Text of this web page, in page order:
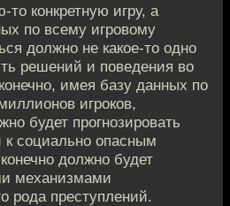
конкретную игру, а
по всему игровому
должно не какое-то одно
решений и поведения во
имея базу данных по
игроков,
будет прогнозировать
к социально опасным
должно будет
механизмами
рода преступлений.